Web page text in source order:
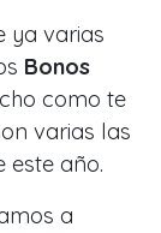
ya varias
Bonos
como te
varias las
este año.
a